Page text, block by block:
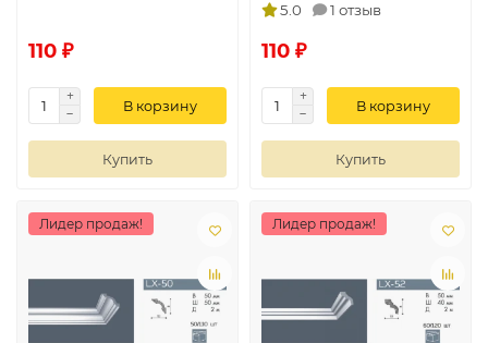
110 ₽
В корзину
Купить
5.0 1 отзыв
110 ₽
В корзину
Купить
Лидер продаж! Лидер продаж!